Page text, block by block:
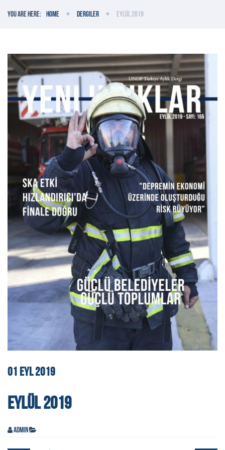
You are here: Home Dergiler Eylül 2019
01 EYL2019
EYLÜL 2019
admin